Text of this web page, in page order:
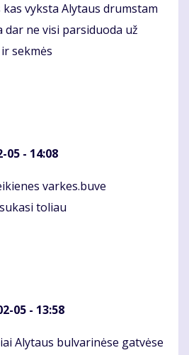
vyksta Alytaus drumstam
dar ne visi parsiduoda už
sekmės
05 - 14:08
varkes.buve
toliau
05 - 13:58
Alytaus bulvarinėse gatvėse